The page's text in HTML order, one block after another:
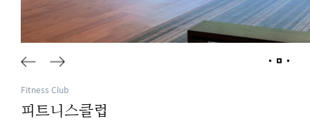
Fitness Club
피트니스클럽